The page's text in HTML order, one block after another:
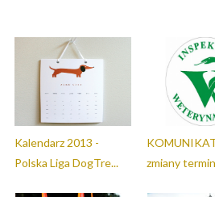
Kalendarz 2013 -
Polska Liga DogTre...
zmiany